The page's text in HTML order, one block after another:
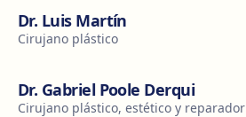
Dr. Luis Martín
Cirujano plástico
Dr. Gabriel Poole Derqui
Cirujano plástico, estético y reparador